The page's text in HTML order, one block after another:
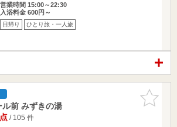
営業時間 15:00～22:30
入浴料金 600円～
日帰り ひとり旅・一人旅
お気に入
りに追加
ル前 みずきの湯
/ 105 件